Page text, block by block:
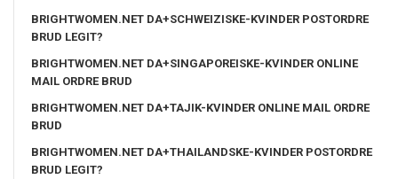
BRIGHTWOMEN.NET DA+SCHWEIZISKE-KVINDER POSTORDRE
BRUD LEGIT?
BRIGHTWOMEN.NET DA+SINGAPOREISKE-KVINDER ONLINE
MAIL ORDRE BRUD
BRIGHTWOMEN.NET DA+TAJIK-KVINDER ONLINE MAIL ORDRE
BRUD
BRIGHTWOMEN.NET DA+THAILANDSKE-KVINDER POSTORDRE
BRUD LEGIT?